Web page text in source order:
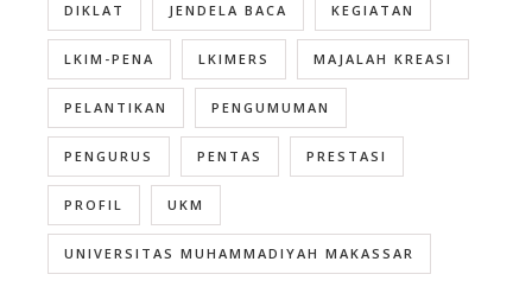
DIKLAT JENDELA BACA KEGIATAN
LKIM-PENA LKIMERS MAJALAH KREASI
PELANTIKAN PENGUMUMAN
PENGURUS PENTAS PRESTASI
PROFIL UKM
UNIVERSITAS MUHAMMADIYAH MAKASSAR